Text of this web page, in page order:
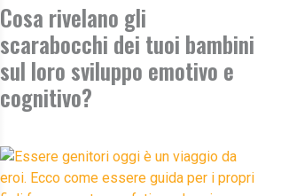
Cosa rivelano gli
scarabocchi dei tuoi bambini
sul loro sviluppo emotivo e
cognitivo?